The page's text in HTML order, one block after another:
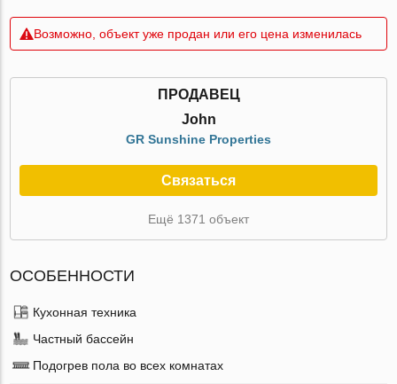
Возможно, объект уже продан или его цена изменилась
ПРОДАВЕЦ
John
GR Sunshine Properties
Связаться
Ещё 1371 объект
ОСОБЕННОСТИ
Кухонная техника
Частный бассейн
Подогрев пола во всех комнатах